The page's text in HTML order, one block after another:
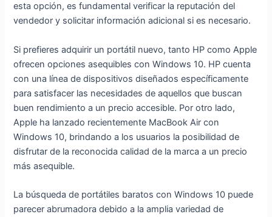
Laptop
Español-Plata
esta opción, es fundamental verificar la reputación del
vendedor y solicitar información adicional si es necesario.
Si prefieres adquirir un portátil nuevo, tanto HP como Apple
ofrecen opciones asequibles con Windows 10. HP cuenta
con una línea de dispositivos diseñados específicamente
para satisfacer las necesidades de aquellos que buscan
buen rendimiento a un precio accesible. Por otro lado,
Apple ha lanzado recientemente MacBook Air con
Windows 10, brindando a los usuarios la posibilidad de
disfrutar de la reconocida calidad de la marca a un precio
más asequible.
La búsqueda de portátiles baratos con Windows 10 puede
parecer abrumadora debido a la amplia variedad de